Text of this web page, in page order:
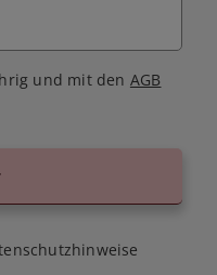
und mit den AGB